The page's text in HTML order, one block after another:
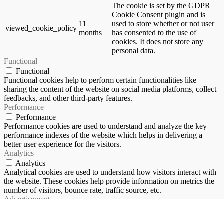
viewed_cookie_policy
11
months
The cookie is set by the GDPR
Cookie Consent plugin and is
used to store whether or not user
has consented to the use of
cookies. It does not store any
personal data.
Functional
Functional
Functional cookies help to perform certain functionalities like
sharing the content of the website on social media platforms, collect
feedbacks, and other third-party features.
Performance
Performance
Performance cookies are used to understand and analyze the key
performance indexes of the website which helps in delivering a
better user experience for the visitors.
Analytics
Analytics
Analytical cookies are used to understand how visitors interact with
the website. These cookies help provide information on metrics the
number of visitors, bounce rate, traffic source, etc.